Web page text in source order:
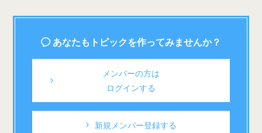
あなたもトピックを作ってみませんか？
メンバーの方は
ログインする
新規メンバー登録する